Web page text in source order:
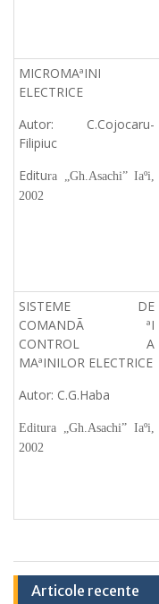
MICROMAªINI
ELECTRICE
Autor: C.Cojocaru-
Filipiuc
Editura „Gh.Asachi” Iaºi,
2002
SISTEME DE
COMANDÃ ªI
CONTROL A
MAªINILOR ELECTRICE
Autor: C.G.Haba
Editura „Gh.Asachi” Iaºi,
2002
Articole recente